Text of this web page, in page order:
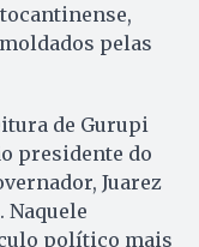
pelas
de Gurupi
presidente do
Juarez
Naquele
político mais